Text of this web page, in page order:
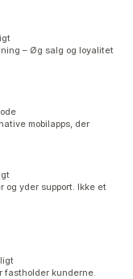
– Øg salg og loyalitet
mobilapps, der
og yder support. Ikke et
fastholder kunderne.